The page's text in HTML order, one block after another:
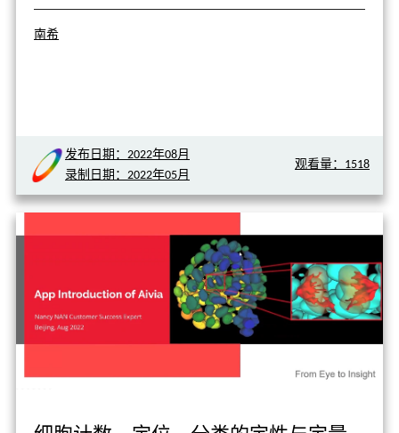
南希
发布日期：2022年08月
录制日期：2022年05月
观看量：1518